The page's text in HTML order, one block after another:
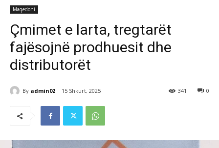
Maqedoni
Çmimet e larta, tregtarët
fajësojnë prodhuesit dhe
distributorët
By admin02 15 Shkurt, 2025 0
341